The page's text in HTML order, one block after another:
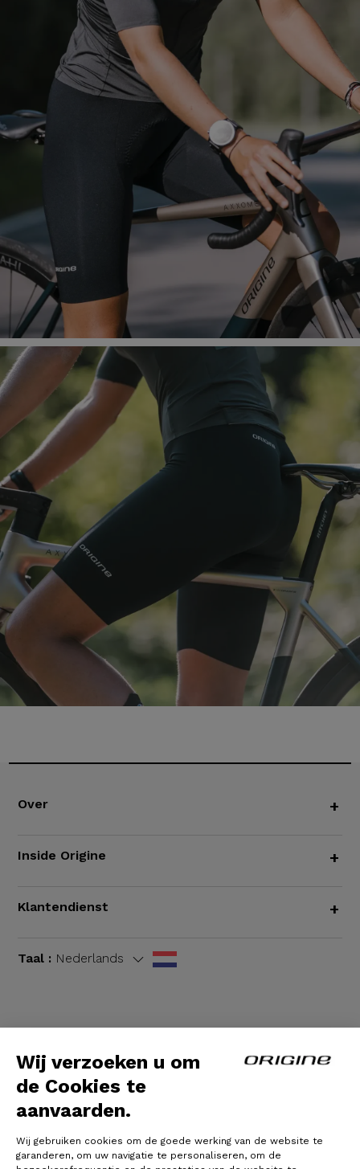
Wij verzoeken u om
de Cookies te
aanvaarden.
Wij gebruiken cookies om de goede werking van de website te
garanderen, om uw navigatie te personaliseren, om de
Over +
Inside Origine +
Klantendienst +
Taal : Nederlands